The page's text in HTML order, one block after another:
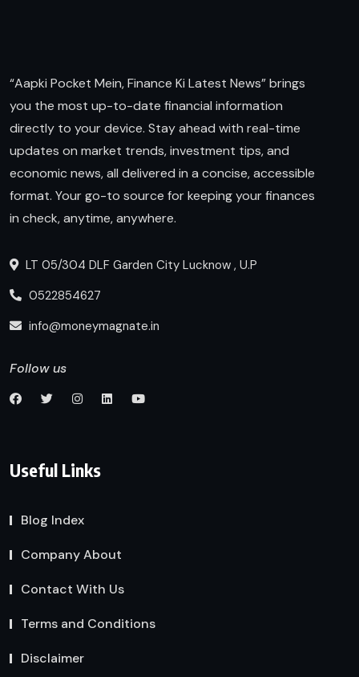
“Aapki Pocket Mein, Finance Ki Latest News” brings
you the most up-to-date financial information
directly to your device. Stay ahead with real-time
updates on market trends, investment tips, and
economic news, all delivered in a concise, accessible
format. Your go-to source for keeping your finances
in check, anytime, anywhere.
LT 05/304 DLF Garden City Lucknow , U.P
0522854627
info@moneymagnate.in
Follow us
Useful Links
Blog Index
Company About
Contact With Us
Terms and Conditions
Disclaimer